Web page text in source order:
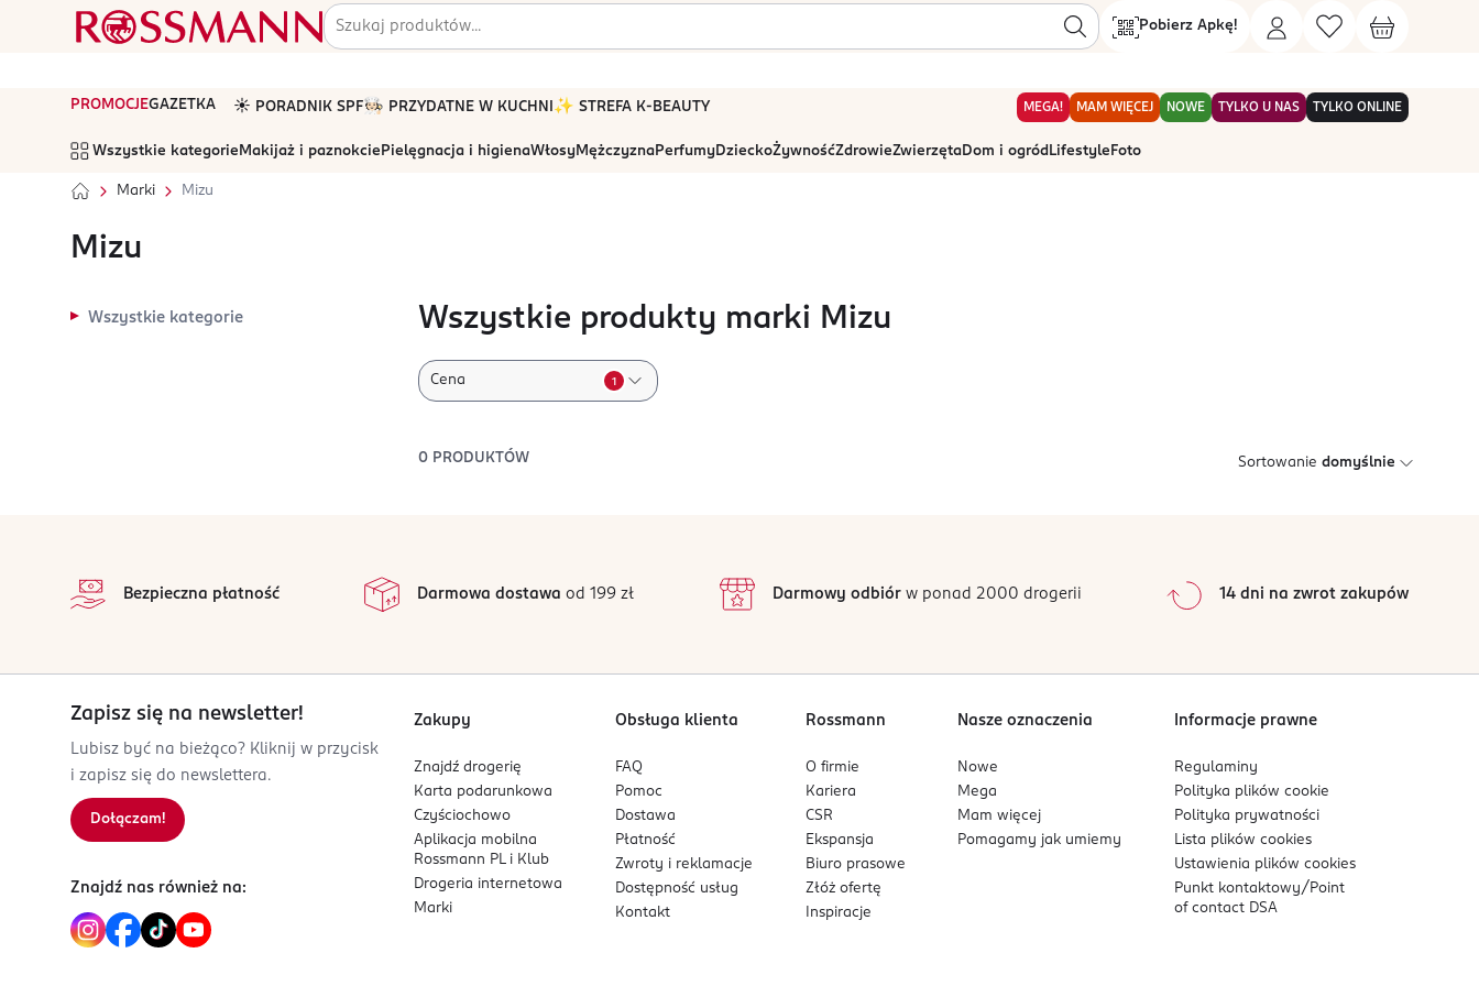
Pobierz Apkę!
PROMOCJEGAZETKA ☀️ PORADNIK SPF🧑🏻‍🍳 PRZYDATNE W KUCHNI ✨ STREFA K-BEAUTY MEGA! MAM WIĘCEJ NOWE TYLKO U NAS TYLKO ONLINE
Wszystkie kategorie Makijaż i paznokcie Pielęgnacja i higienaWłosyMężczyznaPerfumyDzieckoŻywnośćZdrowieZwierzętaDom i ogród Lifestyle Foto
Marki Mizu
Mizu
Wszystkie kategorie Wszystkie produkty marki Mizu
Cena 1
0 PRODUKTÓW Sortowanie domyślnie
Bezpieczna płatność Darmowa dostawa od 199 zł Darmowy odbiórw ponad 2000 drogerii 14 dni na zwrot zakupów
Zapisz się na newsletter!
Lubisz być na bieżąco? Kliknij w przycisk
i zapisz się do newslettera.
Dołączam!
Znajdź nas również na:
Zakupy
Znajdź drogerię
Karta podarunkowa
Czyściochowo
Aplikacja mobilna
Rossmann PL i Klub
Drogeria internetowa
Marki
Obsługa klienta
FAQ
Pomoc
Dostawa
Płatność
Zwroty i reklamacje
Dostępność usług
Kontakt
Rossmann
O firmie
Kariera
CSR
Ekspansja
Biuro prasowe
Złóż ofertę
Inspiracje
Nasze oznaczenia
Nowe
Mega
Mam więcej
Pomagamy jak umiemy
Informacje prawne
Regulaminy
Polityka plikówcookie
Polityka prywatności
Lista plikówcookies
Ustawienia plikówcookies
Punkt kontaktowy/ Point
of contact DSA